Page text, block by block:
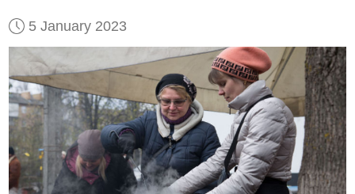
5 January 2023